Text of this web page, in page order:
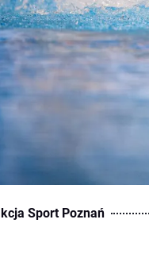
Sport Poznań